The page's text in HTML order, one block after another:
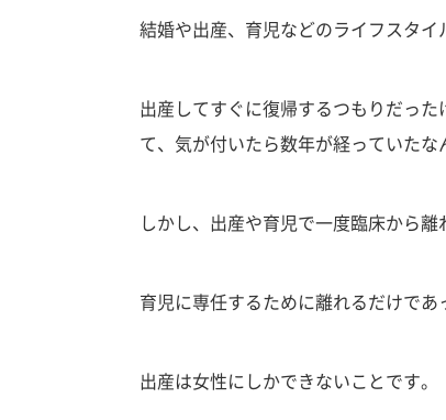
結婚や出産、育児などのライフスタイ
出産してすぐに復帰するつもりだっ
て、気が付いたら数年が経っていたな
しかし、出産や育児で一度臨床から
育児に専任するために離れるだけであ
出産は女性にしかできないことです。